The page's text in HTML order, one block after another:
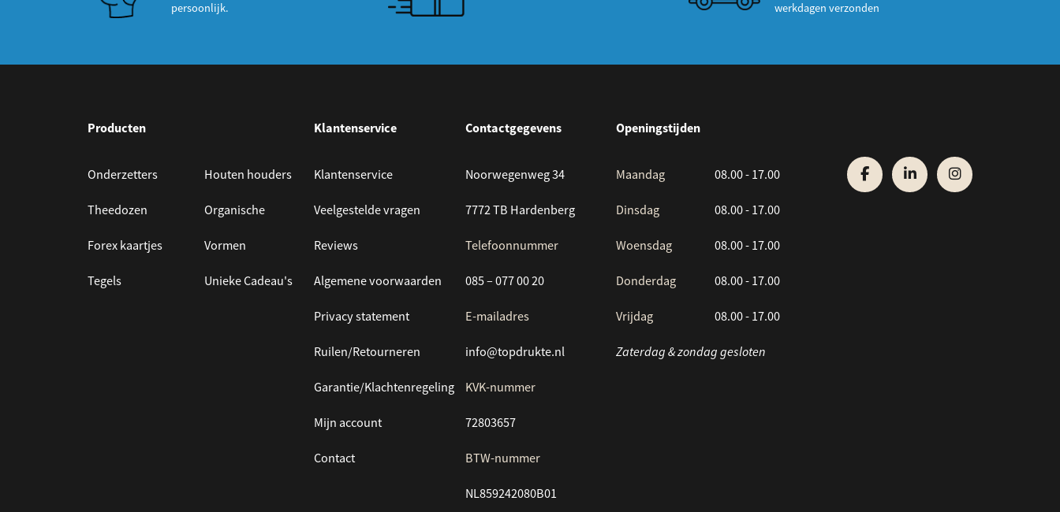
persoonlijk.
werkdagen verzonden
Producten
Onderzetters
Theedozen
Forex kaartjes
Tegels
Houten houders
Organische
Vormen
Unieke Cadeau's
Klantenservice
Klantenservice
Veelgestelde vragen
Reviews
Algemene voorwaarden
Privacy statement
Ruilen/Retourneren
Garantie/Klachtenregeling
Mijn account
Contact
Contactgegevens
Noorwegenweg 34
7772 TB Hardenberg
Telefoonnummer
085 – 077 00 20
E-mailadres
info@topdrukte.nl
KVK-nummer
72803657
BTW-nummer
NL859242080B01
Openingstijden
Maandag 08.00 - 17.00
Dinsdag 08.00 - 17.00
Woensdag 08.00 - 17.00
Donderdag 08.00 - 17.00
Vrijdag 08.00 - 17.00
Zaterdag & zondag gesloten